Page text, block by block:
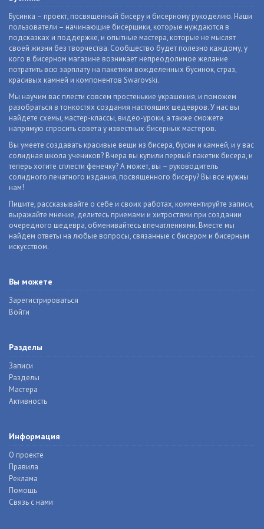
Бусинка – проект, посвященный бисеру и бисерному рукоделию. Наши
пользователи – начинающие бисерщики, которые нуждаются в
подсказках и поддержке, и опытные мастера, которые не мыслят
своей жизни без творчества. Сообщество будет полезно каждому, у
кого в бисерном магазине возникает непреодолимое желание
потратить всю зарплату на пакетики вожделенных бусинок, страз,
красивых камней и компонентов Swarovski.
Мы научим вас плести совсем простенькие украшения, и поможем
разобраться в тонкостях создания настоящих шедевров. У нас вы
найдете схемы, мастер-классы, видео-уроки, а также сможете
напрямую спросить совета у известных бисерных мастеров.
Вы умеете создавать красивые вещи из бисера, бусин и камней, и у вас
солидная школа учеников? Вчера вы купили первый пакетик бисера, и
теперь хотите сплести фенечку? А может, вы – руководитель
солидного печатного издания, посвященного бисеру? Вы все нужны
нам!
Пишите, рассказывайте о себе и своих работах, комментируйте записи,
выражайте мнение, делитесь приемами и хитростями при создании
очередного шедевра, обменивайтесь впечатлениями. Вместе мы
найдем ответы на любые вопросы, связанные с бисером и бисерным
искусством.
Вы можете
Зарегистрироваться
Войти
Разделы
Записи
Разделы
Мастера
Активность
Информация
О проекте
Правила
Реклама
Помощь
Связь с нами